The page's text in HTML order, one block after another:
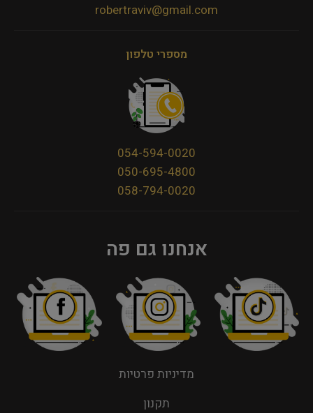
robertraviv@gmail.com
מספרי טלפון
054-594-0020
050-695-4800
058-794-0020
אנחנו גם פה
מדיניות פרטיות
תקנון